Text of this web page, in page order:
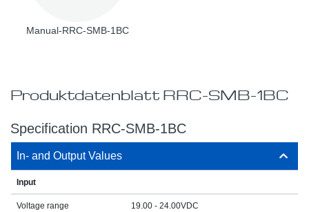
Manual-RRC-SMB-1BC
Produktdatenblatt RRC-SMB-1BC
Specification RRC-SMB-1BC
In- and Output Values
Input
Voltage range 19.00 - 24.00VDC